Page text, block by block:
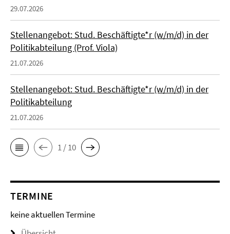
29.07.2026
Stellenangebot: Stud. Beschäftigte*r (w/m/d) in der
Politikabteilung (Prof. Viola)
21.07.2026
Stellenangebot: Stud. Beschäftigte*r (w/m/d) in der
Politikabteilung
21.07.2026
1 / 10
TERMINE
keine aktuellen Termine